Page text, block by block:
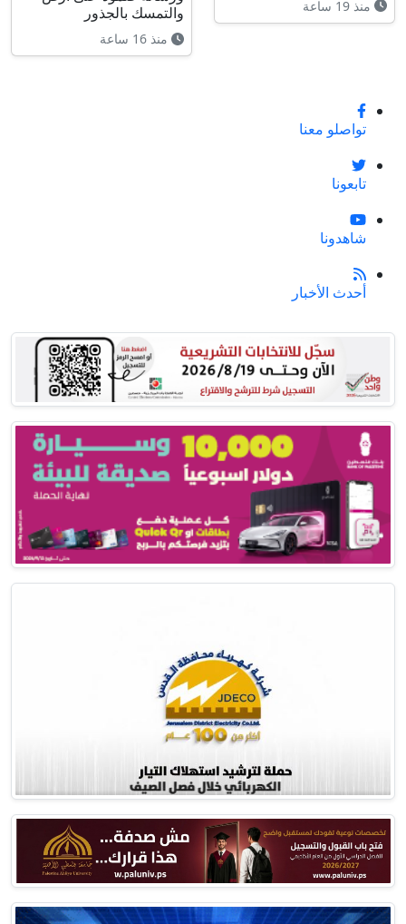
منذ 19 ساعة
والتمسك بالجذور
منذ 16 ساعة
تواصلو معنا
تابعونا
شاهدونا
أحدث الأخبار